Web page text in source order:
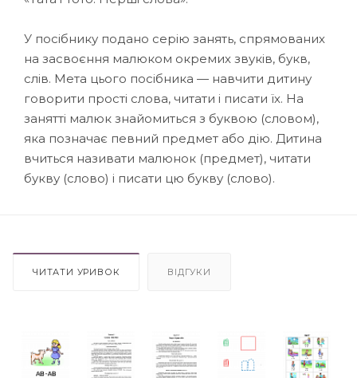
У посібнику подано серію занять, спрямованих
на засвоєння малюком окремих звуків, букв,
слів. Мета цього посібника — навчити дитину
говорити прості слова, читати і писати їх. На
занятті малюк знайомиться з буквою (словом),
яка позначає певний предмет або дію. Дитина
вчиться називати малюнок (предмет), читати
букву (слово) і писати цю букву (слово).
ЧИТАТИ УРИВОК ВІДГУКИ